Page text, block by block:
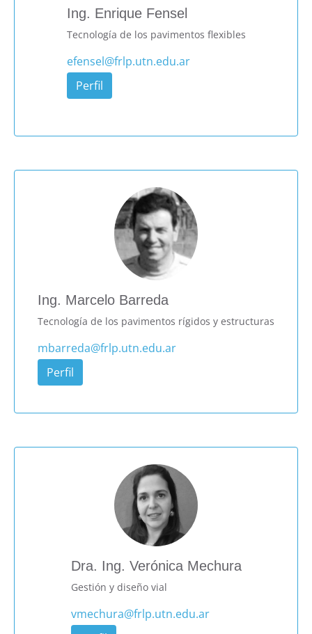
Ing. Enrique Fensel
Tecnología de los pavimentos flexibles
efensel@frlp.utn.edu.ar
Perfil
Ing. Marcelo Barreda
Tecnología de los pavimentos rígidos y estructuras
mbarreda@frlp.utn.edu.ar
Perfil
Dra. Ing. Verónica Mechura
Gestión y diseño vial
vmechura@frlp.utn.edu.ar